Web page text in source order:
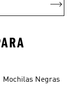
Mochilas Negras